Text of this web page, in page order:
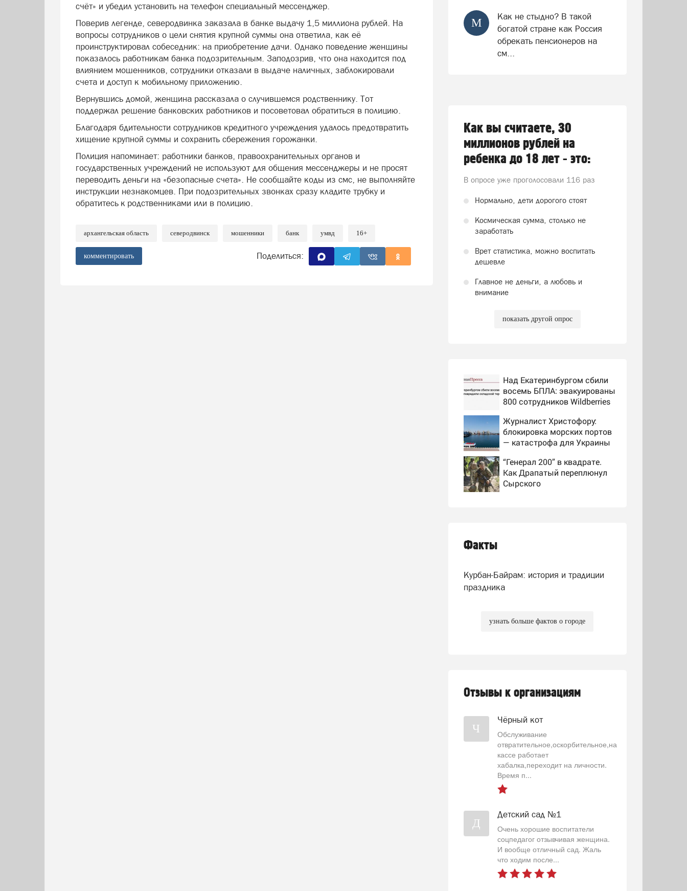
счёт» и убедил установить на телефон специальный мессенджер.
Поверив легенде, северодвинка заказала в банке выдачу 1,5 миллиона рублей. На
вопросы сотрудников о цели снятия крупной суммы она ответила, как её
проинструктировал собеседник: на приобретение дачи. Однако поведение женщины
показалось работникам банка подозрительным. Заподозрив, что она находится под
влиянием мошенников, сотрудники отказали в выдаче наличных, заблокировали
счета и доступ к мобильному приложению.
Вернувшись домой, женщина рассказала о случившемся родственнику. Тот
поддержал решение банковских работников и посоветовал обратиться в полицию.
Благодаря бдительности сотрудников кредитного учреждения удалось предотвратить
хищение крупной суммы и сохранить сбережения горожанки.
Полиция напоминает: работники банков, правоохранительных органов и
государственных учреждений не используют для общения мессенджеры и не просят
переводить деньги на «безопасные счета». Не сообщайте коды из смс, не выполняйте
инструкции незнакомцев. При подозрительных звонках сразу кладите трубку и
обратитесь к родственниками или в полицию.
архангельская область северодвинск мошенники банк умвд 16+
комментировать Поделиться:
М
Как не стыдно? В такой
богатой стране как Россия
обрекать пенсионеров на
см...
Как вы считаете, 30
миллионов рублей на
ребенка до 18 лет - это:
В опросе уже проголосовали 116 раз
Нормально, дети дорогого стоят
Космическая сумма, столько не
заработать
Врет статистика, можно воспитать
дешевле
Главное не деньги, а любовь и
внимание
показать другой опрос
Над Екатеринбургом сбили
восемь БПЛА: эвакуированы
800 сотрудников Wildberries
Журналист Христофору:
блокировка морских портов
— катастрофа для Украины
“Генерал 200” в квадрате.
Как Драпатый переплюнул
Сырского
трассе 07/08/2026 –
Новости
Факты
Курбан-Байрам: история и традиции
праздника
узнать больше фактов о городе
Отзывы к организациям
Ч
Чёрный кот
Обслуживание
отвратительное,оскорбительное,на
кассе работает
хабалка,переходит на личности.
Время п...
Д
Детский сад №1
Очень хорошие воспитатели
соцпедагог отзывчивая женщина.
И вообще отличный сад. Жаль
что ходим после...